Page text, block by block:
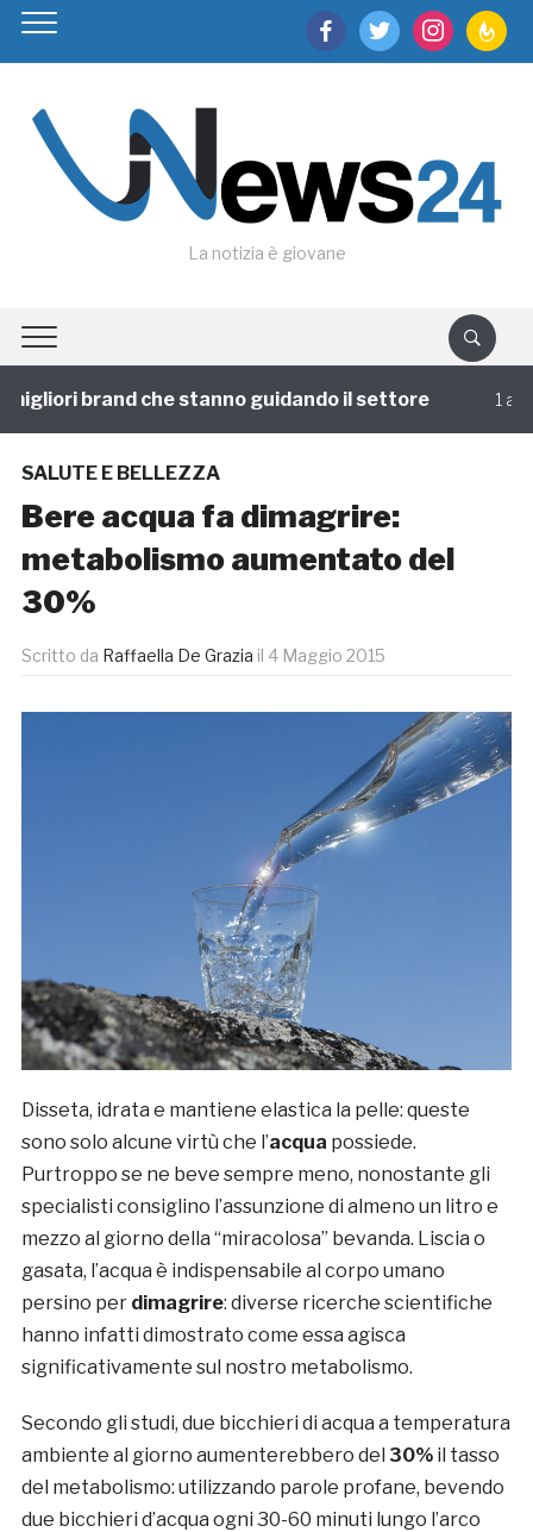
facebooktwitter instagram
La notizia è giovane
brand che stanno guidando il settore 1 annofa
SALUTE E BELLEZZA
Bere acqua fa dimagrire:
metabolismo aumentato del
30%
Scritto da Raffaella De Grazia il 4 Maggio 2015
Disseta, idrata e mantiene elastica la pelle: queste
sono solo alcune virtù che l’acqua possiede.
Purtroppo se ne beve sempre meno, nonostante gli
specialisti consiglino l’assunzione di almeno un litro e
mezzo al giorno della “miracolosa” bevanda. Liscia o
gasata, l’acqua è indispensabile al corpo umano
persino perdimagrire: diverse ricerche scientifiche
hanno infatti dimostrato come essa agisca
significativamente sul nostro metabolismo.
Secondo gli studi, due bicchieri di acqua a temperatura
ambiente al giorno aumenterebbero del 30%il tasso
del metabolismo: utilizzando parole profane, bevendo
due bicchieri d’acqua ogni 30-60 minuti lungo l’arco